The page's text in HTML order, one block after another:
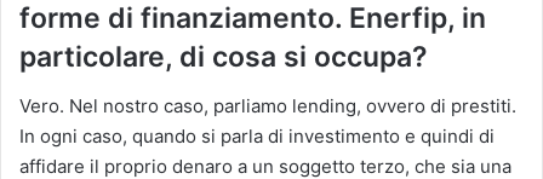
forme di finanziamento. Enerfip, in
particolare, di cosa si occupa?
Vero. Nel nostro caso, parliamo lending, ovvero di prestiti.
In ogni caso, quando si parla di investimento e quindi di
affidare il proprio denaro a un soggetto terzo, che sia una